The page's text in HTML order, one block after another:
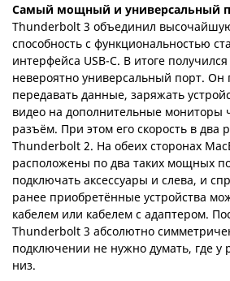
Самый мощный и универсальный
Thunderbolt 3 объединил
способность с функциональностью
интерфейса USB-C. В итоге
невероятно универсальный порт. Он
передавать данные, заряжать
видео на дополнительные мониторы
разъём. При этом его скорость в два
Thunderbolt 2. На обеих сторонах
расположены по два таких мощных
подключать аксессуары и слева, и
ранее приобретённые устройства
кабелем или кабелем с адаптером.
Thunderbolt 3 абсолютно
подключении не нужно думать, где у
низ.